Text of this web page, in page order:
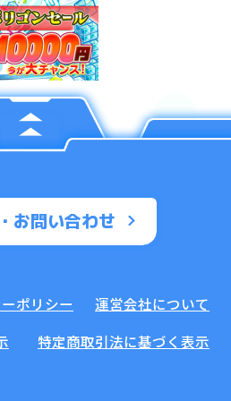
お問い合わせ
ポリシー
運営会社について
特定商取引法に基づく表示